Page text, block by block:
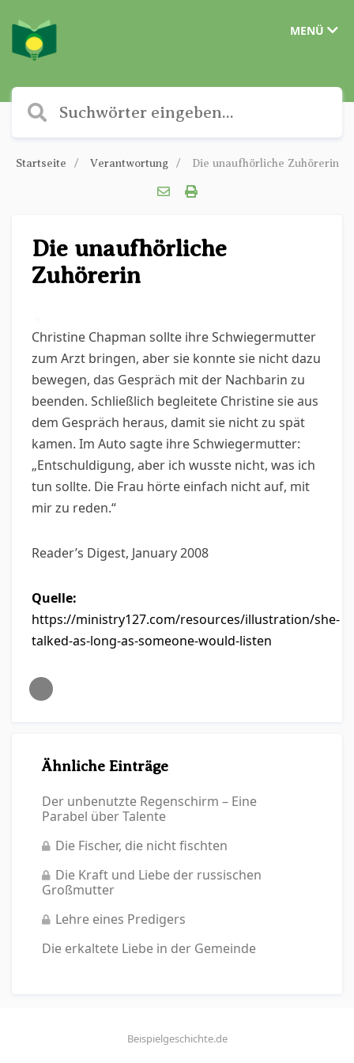
MENÜ
Startseite Verantwortung Die unaufhörliche Zuhörerin
Die unaufhörliche
Zuhörerin
Christine Chapman sollte ihre Schwiegermutter
zum Arzt bringen, aber sie konnte sie nicht dazu
bewegen, das Gespräch mit der Nachbarin zu
beenden. Schließlich begleitete Christine sie aus
dem Gespräch heraus, damit sie nicht zu spät
kamen. Im Auto sagte ihre Schwiegermutter:
„Entschuldigung, aber ich wusste nicht, was ich
tun sollte. Die Frau hörte einfach nicht auf, mit
mir zu reden.“
Reader’s Digest, January 2008
Quelle:
https://ministry127.com/resources/illustration/she-
talked-as-long-as-someone-would-listen
Ähnliche Einträge
Der unbenutzte Regenschirm – Eine
Parabel über Talente
Die Fischer, die nicht fischten
Die Kraft und Liebe der russischen
Großmutter
Lehre eines Predigers
Die erkaltete Liebe in der Gemeinde
Beispielgeschichte.de